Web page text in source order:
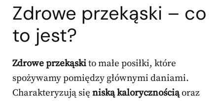
Zdrowe przekąski – co
to jest?
Zdrowe przekąskito małe posiłki, które
spożywamy pomiędzy głównymi daniami.
Charakteryzują się niską kalorycznościąoraz